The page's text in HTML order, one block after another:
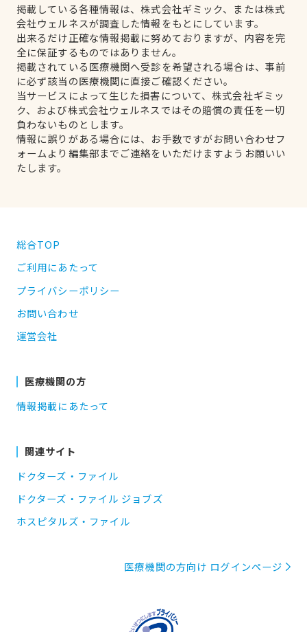
掲載している各種情報は、株式会社ギミック、または株式
会社ウェルネスが調査した情報をもとにしています。
出来るだけ正確な情報掲載に努めておりますが、内容を完
全に保証するものではありません。
掲載されている医療機関へ受診を希望される場合は、事前
に必ず該当の医療機関に直接ご確認ください。
当サービスによって生じた損害について、株式会社ギミッ
ク、および株式会社ウェルネスではその賠償の責任を一切
負わないものとします。
情報に誤りがある場合には、お手数ですがお問い合わせフ
ォームより編集部までご連絡をいただけますようお願いい
たします。
総合TOP
ご利用にあたって
プライバシーポリシー
お問い合わせ
運営会社
医療機関の方
情報掲載にあたって
関連サイト
ドクターズ・ファイル
ドクターズ・ファイル ジョブズ
ホスピタルズ・ファイル
医療機関の方向け ログインページ